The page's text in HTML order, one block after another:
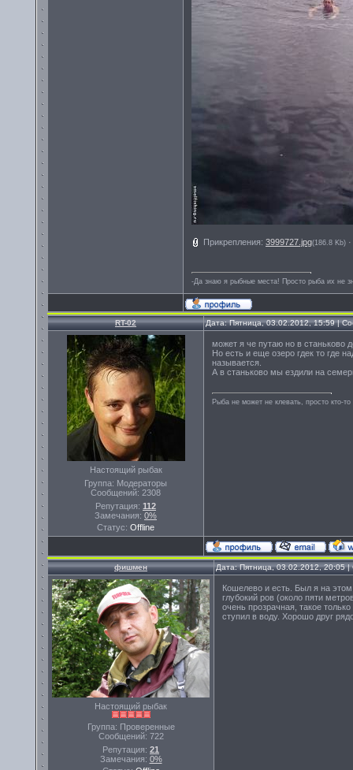
Прикрепления: 3999727.jpg(186.8 Kb) ·
-Да знаю я рыбные места! Просто рыба их не
RT-02 Дата: Пятница, 03.02.2012, 15:59 |
Настоящий рыбак
Группа: Модераторы
Сообщений: 2308
Репутация: 112
Замечания: 0%
Статус: Offline
может я че путаю но в станьково
Но есть и еще озеро гдек то где
называется.
А в станьково мы ездили на
Рыба не может не клевать, просто кто-
фишмен Дата: Пятница, 03.02.2012, 20:05
Настоящий рыбак
Группа: Проверенные
Сообщений: 722
Репутация: 21
Замечания: 0%
Кошелево и есть. Был я на этом
глубокий ров (около пяти
очень прозрачная, такое
ступил в воду. Хорошо друг